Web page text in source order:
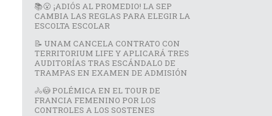
📚😮 ¡ADIÓS AL PROMEDIO! LA SEP
CAMBIA LAS REGLAS PARA ELEGIR LA
ESCOLTA ESCOLAR
📝 UNAM CANCELA CONTRATO CON
TERRITORIUM LIFE Y APLICARÁ TRES
AUDITORÍAS TRAS ESCÁNDALO DE
TRAMPAS EN EXAMEN DE ADMISIÓN
🚴😳 POLÉMICA EN EL TOUR DE
FRANCIA FEMENINO POR LOS
CONTROLES A LOS SOSTENES